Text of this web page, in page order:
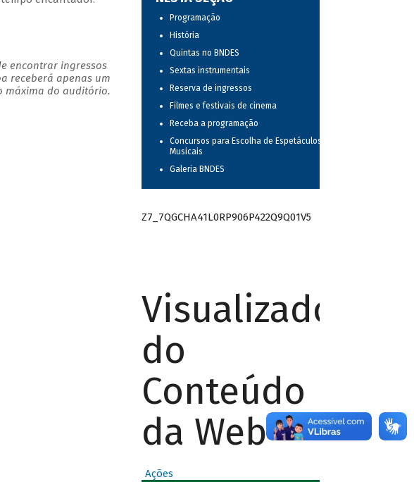
encontrar ingressos
receberá apenas um
máxima do auditório.
Programação
História
Quintas no BNDES
Sextas instrumentais
Reserva de ingressos
Filmes e festivais de cinema
Receba a programação
Concursos para Escolha de Espetáculos
Musicais
Galeria BNDES
Z7_7QGCHA41L0RP906P422Q9Q01V5
Visualizador
do
Conteúdo
da Web
Ações